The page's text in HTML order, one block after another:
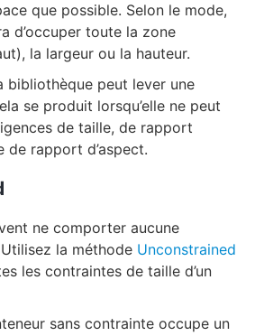
que possible. Selon le mode,
d’occuper toute la zone
la largeur ou la hauteur.
bibliothèque peut lever une
se produit lorsqu’elle ne peut
de taille, de rapport
de rapport d’aspect.
ne comporter aucune
la méthode Unconstrained
les contraintes de taille d’un
sans contrainte occupe un